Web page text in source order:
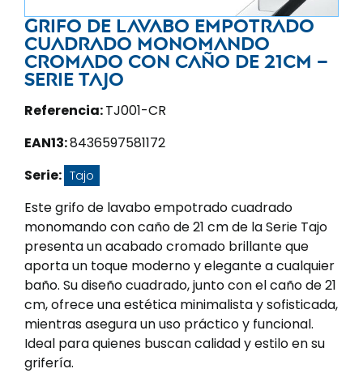
Grifo de lavabo empotrado
cuadrado monomando
cromado con caño de 21CM –
Serie Tajo
Referencia:TJ001-CR
EAN13:8436597581172
Serie: Tajo
Este grifo de lavabo empotrado cuadrado
monomando con caño de 21 cm de la Serie Tajo
presenta un acabado cromado brillante que
aporta un toque moderno y elegante a cualquier
baño. Su diseño cuadrado, junto con el caño de 21
cm, ofrece una estética minimalista y sofisticada,
mientras asegura un uso práctico y funcional.
Ideal para quienes buscan calidad y estilo en su
grifería.